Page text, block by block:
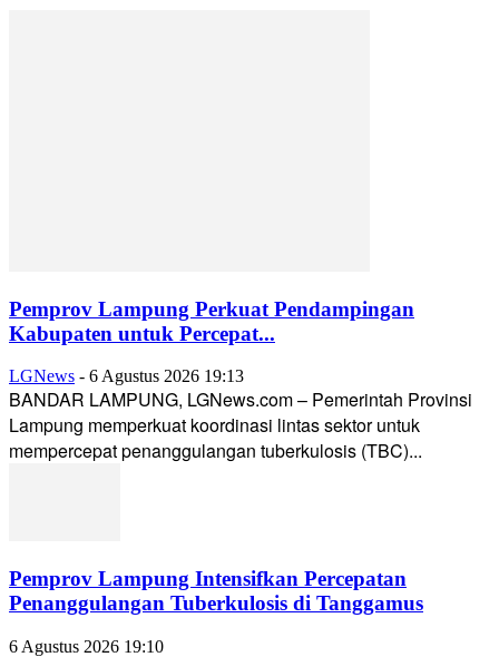
Pemprov Lampung Perkuat Pendampingan
Kabupaten untuk Percepat...
LGNews - 6 Agustus 2026 19:13
BANDAR LAMPUNG, LGNews.com – Pemerintah Provinsi
Lampung memperkuat koordinasi lintas sektor untuk
mempercepat penanggulangan tuberkulosis (TBC)...
Pemprov Lampung Intensifkan Percepatan
Penanggulangan Tuberkulosis di Tanggamus
6 Agustus 2026 19:10